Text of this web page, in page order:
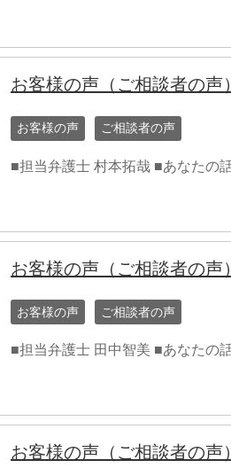
お客様の声（ご相談者の声
お客様の声 ご相談者の声
■担当弁護士 村本拓哉 ■あなたの
お客様の声（ご相談者の声
お客様の声 ご相談者の声
■担当弁護士 田中智美 ■あなたの
お客様の声（ご相談者の声